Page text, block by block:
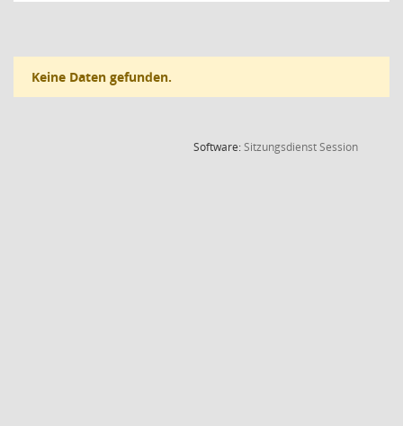
Keine Daten gefunden.
Software:SitzungsdienstSession(Wird in